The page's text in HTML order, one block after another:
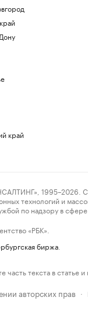
край
1995–2026.
технологий и
по надзору в
«РБК».
биржа
текста в статье
авторских прав ·